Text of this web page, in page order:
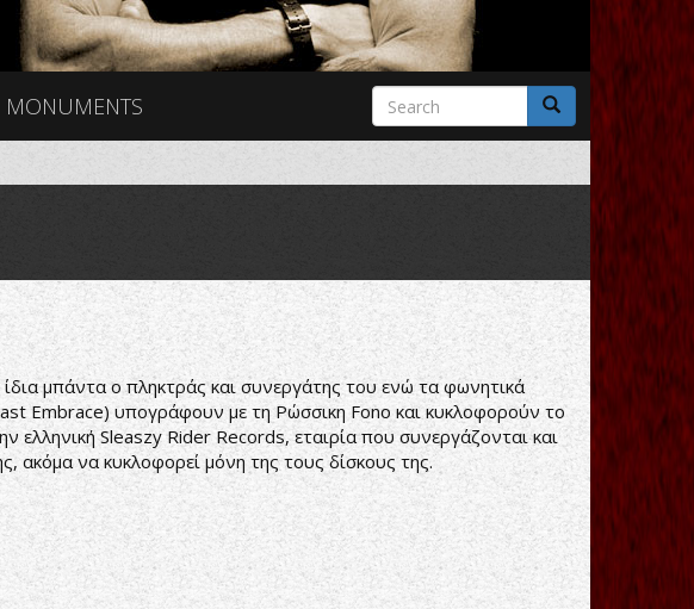
MONUMENTS
Search
form
Search
μπάντα ο πληκτράς και συνεργάτης του ενώ τα φωνητικά
Embrace) υπογράφουν με τη Ρώσσικη Fono και κυκλοφορούν το
ελληνική Sleaszy Rider Records, εταιρία που συνεργάζονται και
ακόμα να κυκλοφορεί μόνη της τους δίσκους της.